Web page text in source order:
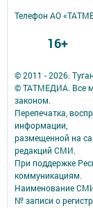
© 2011 - 2026.
© ТАТМЕДИА. Все
законом.
Перепечатка,
информации,
размещенной на
редакций СМИ.
При поддержке
коммуникациям.
Наименование
№ записи о
Телефон АО
16+